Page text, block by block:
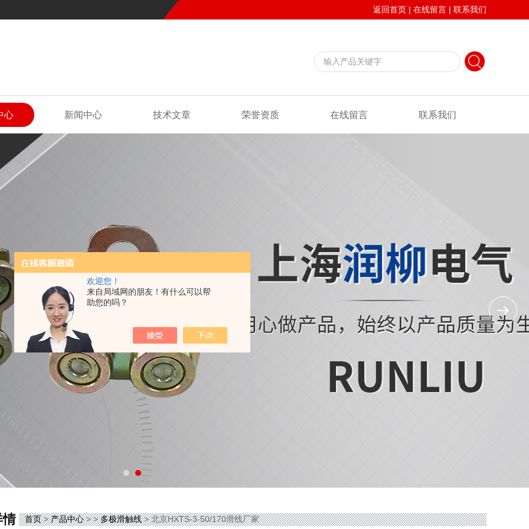
欢迎您！
来自局域网的朋友！有什么可以帮
助您的吗？
返回首页 | 在线留言 | 联系我们
心 新闻中心 技术文章 荣誉资质 在线留言 联系我们
情 首页>产品中心> >多极滑触线> 北京HXTS-3-50/170滑线厂家